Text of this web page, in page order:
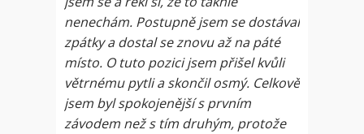
nenechám. Postupně jsem se dostával
zpátky a dostal se znovu až na páté
místo. O tuto pozici jsem přišel kvůli
větrnému pytli a skončil osmý. Celkově
jsem byl spokojenější s prvním
závodem než s tím druhým, protože